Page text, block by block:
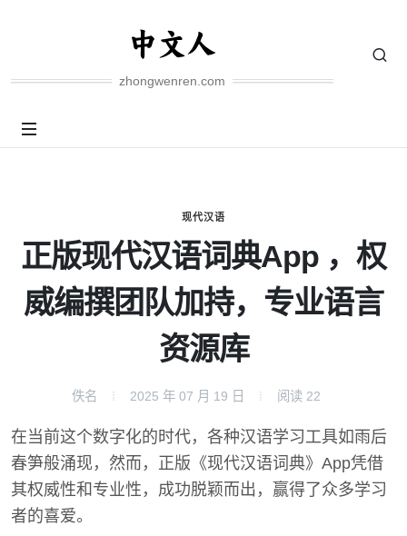
zhongwenren.com
现代汉语
正版现代汉语词典App ，权
威编撰团队加持，专业语言
资源库
佚名 2025 年 07 月 19 日 阅读 22
在当前这个数字化的时代，各种汉语学习工具如雨后
春笋般涌现，然而，正版《现代汉语词典》App凭借
其权威性和专业性，成功脱颖而出，赢得了众多学习
者的喜爱。